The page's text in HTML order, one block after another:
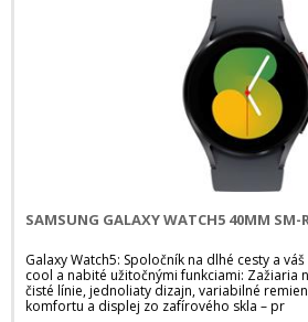
SAMSUNG GALAXY WATCH5 40MM SM-
Galaxy Watch5: Spoločník na dlhé cesty a
cool a nabité užitočnými funkciami: Zažiaria
čisté línie, jednoliaty dizajn, variabilné
komfortu a displej zo zafírového skla – pr